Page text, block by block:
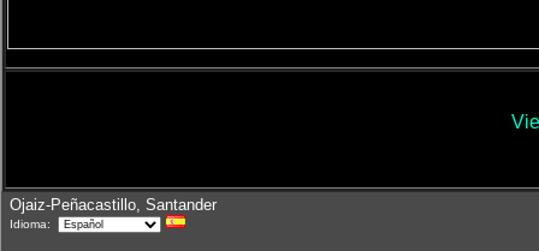
Ojaiz-Peñacastillo, Santander
Idioma: